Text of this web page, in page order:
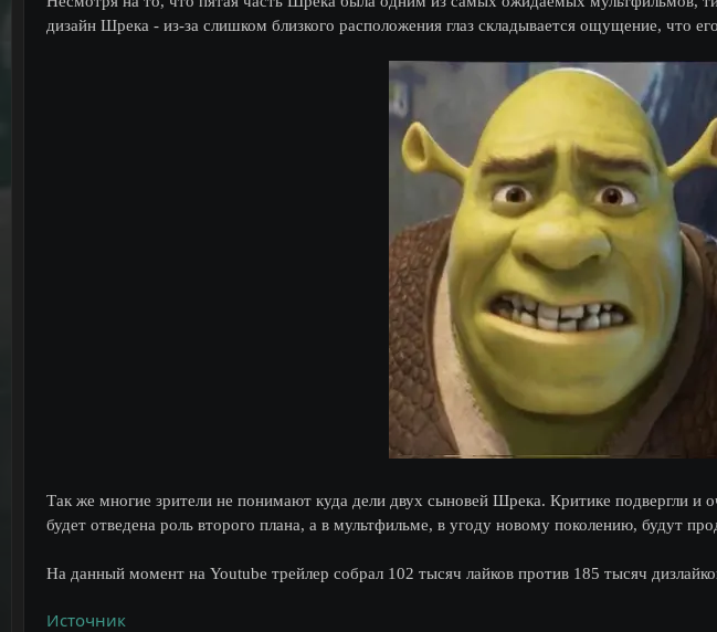
дизайн Шрека - из-за слишком близкого расположения глаз складывается ощущение, что
Так же многие зрители не понимают куда дели двух сыновей Шрека. Критике подвергли
будет отведена роль второго плана, а в мультфильме, в угоду новому поколению, будут
На данный момент на Youtube трейлер собрал 102 тысяч лайков против 185 тысяч
Источник